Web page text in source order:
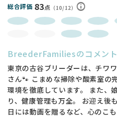
⚠️お問い合わせの際は購入や見
低限のマナーを守り最後までや
総合評価 83点 （10/12）
BreederFamiliesのコメント
東京の古谷ブリーダーは、チワ
さん🐾 こまめな掃除や酸素室の
環境を徹底しています。 また、
り、健康管理も万全。 お迎え後
日には動画を贈るなど、心のこ